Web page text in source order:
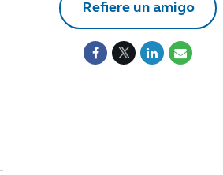
Refiere un amigo